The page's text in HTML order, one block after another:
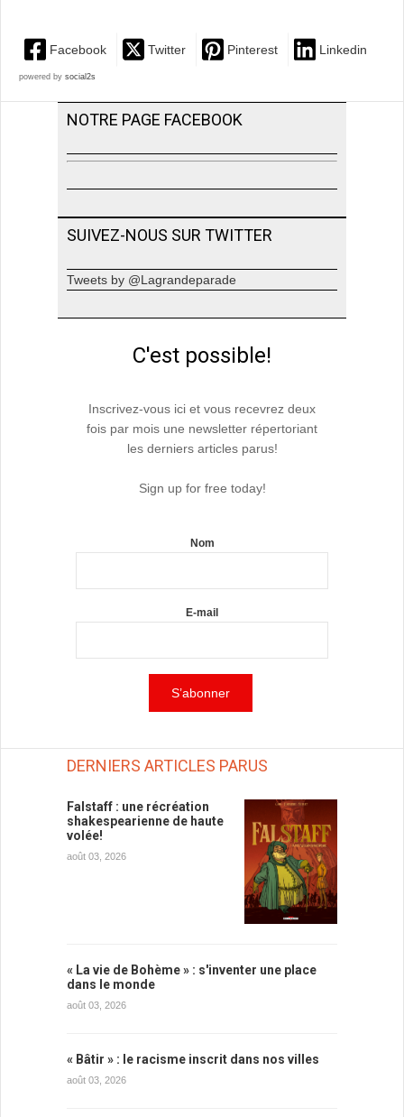
Facebook Twitter Pinterest Linkedin
powered by social2s
NOTRE PAGE FACEBOOK
SUIVEZ-NOUS SUR TWITTER
Tweets by @Lagrandeparade
C'est possible!
Inscrivez-vous ici et vous recevrez deux
fois par mois une newsletter répertoriant
les derniers articles parus!
Sign up for free today!
Nom
E-mail
DERNIERS ARTICLES PARUS
Falstaff : une récréation
shakespearienne de haute
volée!
août 03, 2026
« La vie de Bohème » : s'inventer une place
dans le monde
août 03, 2026
« Bâtir » : le racisme inscrit dans nos villes
août 03, 2026